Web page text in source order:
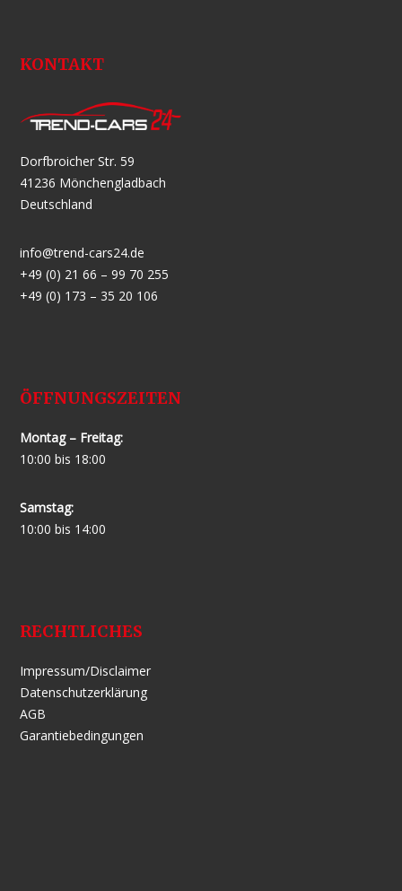
KONTAKT
Dorfbroicher Str. 59
41236 Mönchengladbach
Deutschland
info@trend-cars24.de
+49 (0) 21 66 – 99 70 255
+49 (0) 173 – 35 20 106
ÖFFNUNGSZEITEN
Montag – Freitag:
10:00 bis 18:00
Samstag:
10:00 bis 14:00
RECHTLICHES
Impressum/Disclaimer
Datenschutzerklärung
AGB
Garantiebedingungen